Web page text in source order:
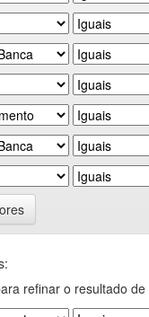
refinar o resultado de